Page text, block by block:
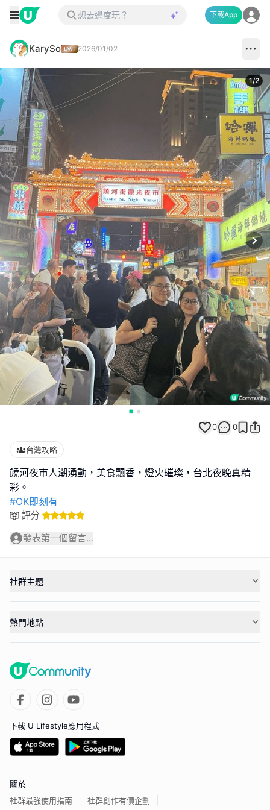
下載App
KarySo 2026/01/02
1/2
0 0
台灣攻略
饒河夜市人潮湧動，美食飄香，燈火璀璨，台北夜晚真精
#OK即刻有
評分
發表第一個留言...
社群主題
熱門地點
下載 U Lifestyle應用程式
關於
社群最強使用指南 社群創作有價企劃